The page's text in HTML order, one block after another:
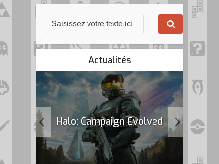
Actualités
Halo: Campaign Evolved